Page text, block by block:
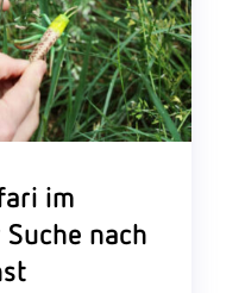
im
nach